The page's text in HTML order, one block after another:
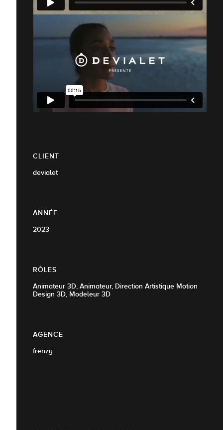
CLIENT
devialet
ANNÉE
2023
RÔLES
Animateur 3D, Animateur, Direction Artistique Motion
Design 3D, Modeleur 3D
AGENCE
frenzy